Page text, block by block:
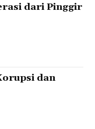
dari Pinggir
dan